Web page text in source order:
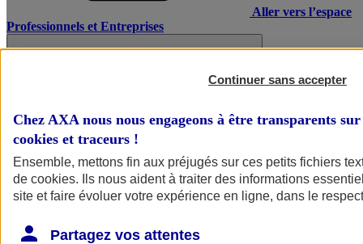
Aller vers l’espace
Professionnels et Entreprises
Continuer sans accepter
Chez AXA nous nous engageons à être transparents
cookies et traceurs !
Ensemble, mettons fin aux préjugés sur ces petits fichiers
de cookies. Ils nous aident à traiter des informations
site et faire évoluer votre expérience en ligne, dans le
Partagez vos attentes